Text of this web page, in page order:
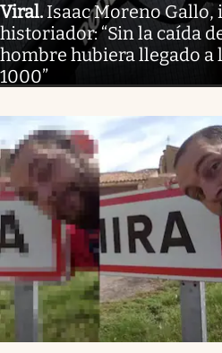
Viral. Isaac Moreno Gallo,
historiador: “Sin la caída
hombre hubiera llegado a
1000”